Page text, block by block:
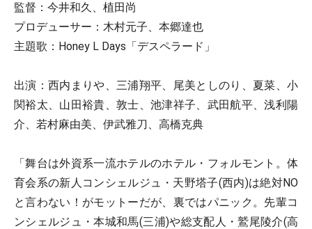
監督：今井和久、植田尚
プロデューサー：木村元子、本郷達也
主題歌：Honey L Days「デスペラード」
出演：西内まりや、三浦翔平、尾美としのり、夏菜、小
関裕太、山田裕貴、敦士、池津祥子、武田航平、浅利陽
介、若村麻由美、伊武雅刀、高橋克典
「舞台は外資系一流ホテルのホテル・フォルモント。体
育会系の新人コンシェルジュ・天野塔子(西内)は絶対NO
と言わない！がモットーだが、裏ではパニック。先輩コ
ンシェルジュ・本城和馬(三浦)や総支配人・鷲尾陵介(高